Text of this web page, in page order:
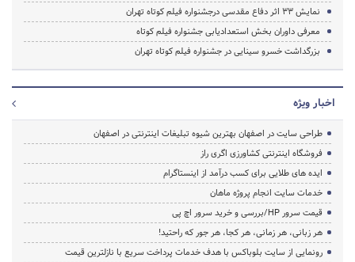
نمایش 33 اثر دفاع مقدسی درجشنواره فیلم کوتاه تهران
معرفی داوران بخش استعدادیابی جشنواره فیلم کوتاه
بزرگداشت خسرو سینایی در جشنواره فیلم کوتاه تهران
اخبار ویژه
طراحی سایت در اصفهان بهترین شیوه تبلیغات اینترنتی در اصفهان
فروشگاه اینترنتی کشاورزی اگری راز
ایده های طلایی برای کسب درآمد از اینستاگرام
خدمات سایت انجام پروژه ماهان
قیمت سرور HP/بررسی و خرید سرور اچ پی
هر زبانی، هر زمانی، هر کجا، هر جور که راحتید!
رونمایی از سایت بلوباکس با هدف خدمات پرداخت سریع با نازلترین قیمت